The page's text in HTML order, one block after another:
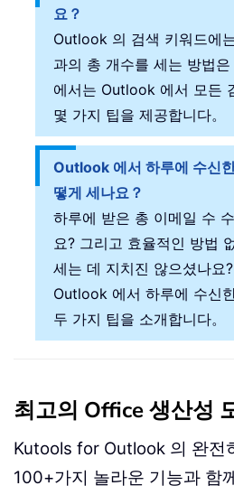
요？
Outlook 의 검색 키워드에
과의 총 개수를 세는 방법
에서는 Outlook 에서 모든
몇 가지 팁을 제공합니다。
Outlook 에서 하루에 수신
떻게 세나요？
하루에 받은 총 이메일 수
요? 그리고 효율적인 방법
세는 데 지치진 않으셨나요
Outlook 에서 하루에 수신
두 가지 팁을 소개합니다。
최고의 Office 생산성
Kutools for Outlook 의 완전
100+가지 놀라운 기능과 함